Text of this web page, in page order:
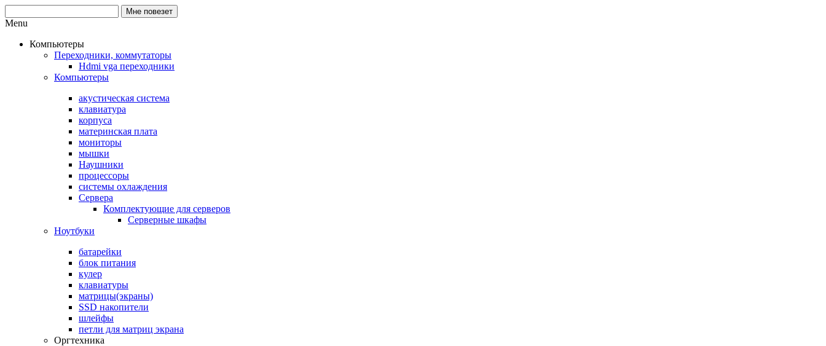
Menu
Компьютеры
Переходники, коммутаторы
Hdmi vga переходники
Компьютеры
акустическая система
клавиатура
корпуса
материнская плата
мониторы
мышки
Наушники
процессоры
системы охлаждения
Сервера
Комплектующие для серверов
Серверные шкафы
Ноутбуки
батарейки
блок питания
кулер
клавиатуры
матрицы(экраны)
SSD накопители
шлейфы
петли для матриц экрана
Оргтехника